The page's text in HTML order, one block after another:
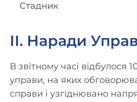
Стадник
ІІ. Наради
В звітному часі відбулося
управи, на яких
справи і узгіднювано